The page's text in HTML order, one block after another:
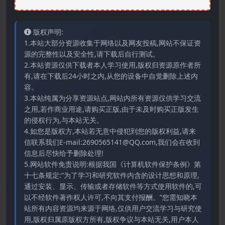
版权声明:
1.本站大部分资源收集于网络以及网友投稿,网站不保证资
源的完整性以及安全性,请下载后自行测试。
2.本站资源仅供下载者本人学习使用,版权归资源原作者所
有,请在下载后24小时之内,从您的设备中自觉删除上述内
容。
3.本站纯属为分享资源站点,网站内所有资源仅供学习交流
之用,若作商业用途,请购买正版,由于未及时购买正版发生
的侵权行为,与本站无关。
4.如您是版权方,本站若无意中侵犯到您的版权利益,请来
信联系我们E-mail:2690565141@QQ.com,我们会在收到
信息后尽快给予删除处理!
5.网站软件免责说明:根据我国《计算机软件保护条例》第
十七条规定:“为了学习和研究软件内含的设计思想和原理,
通过安装、显示、传输或者存储软件等方式使用软件的,可
以不经软件著作权人许可,不向其支付报酬。”您需知晓本
站所有内容资源均来源于网络,仅供用户交流学习与研究使
用,版权归属原版权方所有,版权争议与本站无关,用户本人